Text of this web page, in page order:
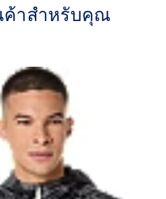
Elasticated rain hood.
Reflective details are
conditions.
100% Polyester
ค้าสำหรับคุณ